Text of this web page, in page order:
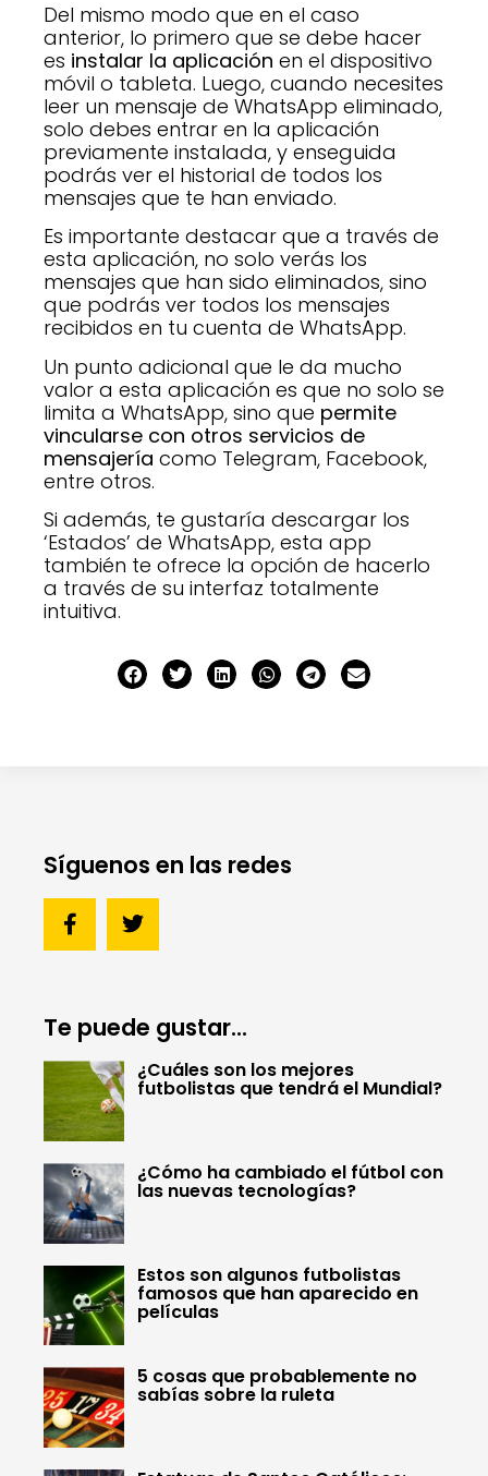
Del mismo modo que en el caso
anterior, lo primero que se debe hacer
es instalar la aplicación en el dispositivo
móvil o tableta. Luego, cuando necesites
leer un mensaje de WhatsApp eliminado,
solo debes entrar en la aplicación
previamente instalada, y enseguida
podrás ver el historial de todos los
mensajes que te han enviado.
Es importante destacar que a través de
esta aplicación, no solo verás los
mensajes que han sido eliminados, sino
que podrás ver todos los mensajes
recibidos en tu cuenta de WhatsApp.
Un punto adicional que le da mucho
valor a esta aplicación es que no solo se
limita a WhatsApp, sino que permite
vincularse con otros servicios de
mensajería como Telegram, Facebook,
entre otros.
Si además, te gustaría descargar los
‘Estados’ de WhatsApp, esta app
también te ofrece la opción de hacerlo
a través de su interfaz totalmente
intuitiva.
Síguenos en las redes
Te puede gustar...
¿Cuáles son los mejores
futbolistas que tendrá el Mundial?
¿Cómo ha cambiado el fútbol con
las nuevas tecnologías?
Estos son algunos futbolistas
famosos que han aparecido en
películas
5 cosas que probablemente no
sabías sobre la ruleta